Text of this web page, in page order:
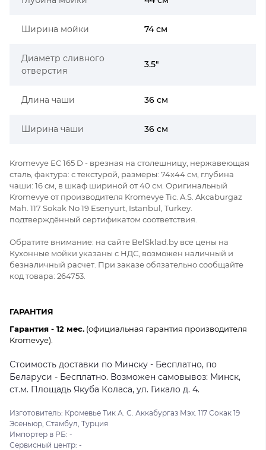
Ширина мойки 74 см
Диаметр сливного
отверстия
3.5"
Длина чаши 36 см
Ширина чаши 36 см
Kromevye EC 165 D - врезная на столешницу, нержавеющая
сталь, фактура: с текстурой, размеры: 74x44 см, глубина
чаши: 16 см, в шкаф шириной от 40 см. Оригинальный
Kromevye от производителя Kromevye Tic. A.S. Akcaburgaz
Mah. 117 Sokak No 19 Esenyurt, Istanbul, Turkey.
подтверждённый сертификатом соответствия.
Обратите внимание: на сайте BelSklad.by все цены на
Кухонные мойки указаны с НДС, возможен наличный и
безналичный расчет. При заказе обязательно сообщайте
код товара: 264753.
ГАРАНТИЯ
Гарантия - 12 мес. (официальная гарантия производителя
Kromevye).
Стоимость доставки по Минску - Бесплатно, по
Беларуси - Бесплатно. Возможен самовывоз: Минск,
ст.м. Площадь Якуба Коласа, ул. Гикало д. 4.
Изготовитель: Кромевье Тик А. С. Аккабургаз Мэх. 117 Сокак 19
Эсеньюр, Стамбул, Турция
Импортер в РБ: -
Сервисный центр: -